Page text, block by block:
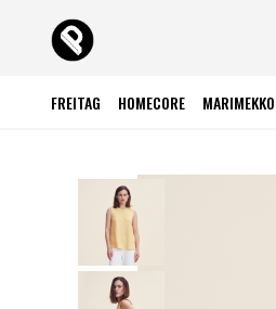
FREITAG HOMECORE MARIMEKKO